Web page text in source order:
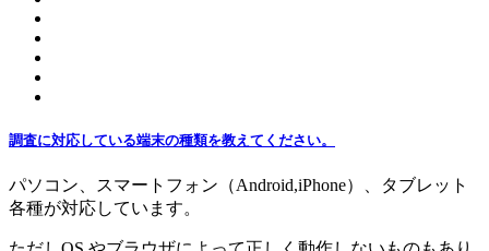
調査に対応している端末の種類を教えてください。
パソコン、スマートフォン（Android,iPhone）、タブレット
各種が対応しています。